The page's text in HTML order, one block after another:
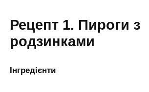
Рецепт 1. Пироги з
родзинками
Інгредієнти